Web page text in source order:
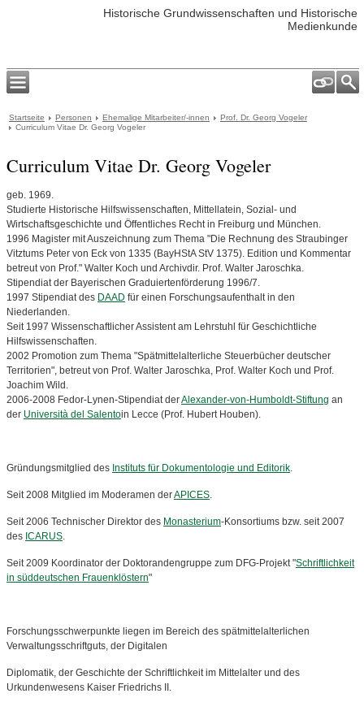
Historische Grundwissenschaften und Historische
Medienkunde
Startseite Personen Ehemalige Mitarbeiter/-innen
Prof. Dr. Georg Vogeler
Curriculum Vitae Dr. Georg Vogeler
Curriculum Vitae Dr. Georg Vogeler
geb. 1969.
Studierte Historische Hilfswissenschaften, Mittellatein, Sozial- und
Wirtschaftsgeschichte und Öffentliches Recht in Freiburg und München.
1996 Magister mit Auszeichnung zum Thema "Die Rechnung des Straubinger
Vitztums Peter von Eck von 1335 (BayHStA StV 1375). Edition und Kommentar
betreut von Prof." Walter Koch und Archivdir. Prof. Walter Jaroschka.
Stipendiat der Bayerischen Graduiertenförderung 1996/7.
1997 Stipendiat des DAAD für einen Forschungsaufenthalt in den
Niederlanden.
Seit 1997 Wissenschaftlicher Assistent am Lehrstuhl für Geschichtliche
Hilfswissenschaften.
2002 Promotion zum Thema "Spätmittelalterliche Steuerbücher deutscher
Territorien", betreut von Prof. Walter Jaroschka, Prof. Walter Koch und Prof.
Joachim Wild.
2006-2008 Fedor-Lynen-Stipendiat derAlexander-von-Humboldt-Stiftung an
der Università del Salentoin Lecce (Prof. Hubert Houben).
Gründungsmitglied des Instituts für Dokumentologie und Editorik.
Seit 2008 Mitglied im Moderamen derAPICES.
Seit 2006 Technischer Direktor des Monasterium-Konsortiums bzw. seit 2007
des ICARUS.
Seit 2009 Koordinator der Doktorandengruppe zum DFG-Projekt "Schriftlichkeit
in süddeutschen Frauenklöstern"
Forschungsschwerpunkte liegen im Bereich des spätmittelalterlichen
Verwaltungsschriftguts, der Digitalen
Diplomatik, der Geschichte der Schriftlichkeit im Mittelalter und des
Urkundenwesens Kaiser Friedrichs II.